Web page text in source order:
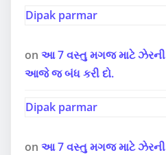
Dipak parmar
on આ 7 વસ્તુ મગજ માટે
આજે જ બંધ કરી દો.
Dipak parmar
on આ 7 વસ્તુ મગજ માટે